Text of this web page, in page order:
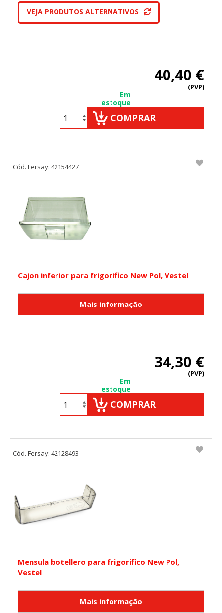
VEJA PRODUTOS ALTERNATIVOS
40,40 €
(PVP)
Em
estoque
COMPRAR
Cajon inferior para frigorifico New Pol, Vestel
34,30 €
(PVP)
Em
estoque
COMPRAR
Cód. Fersay: 42154427
Mensula botellero para frigorifico New Pol,
Vestel
Cód. Fersay: 42128493